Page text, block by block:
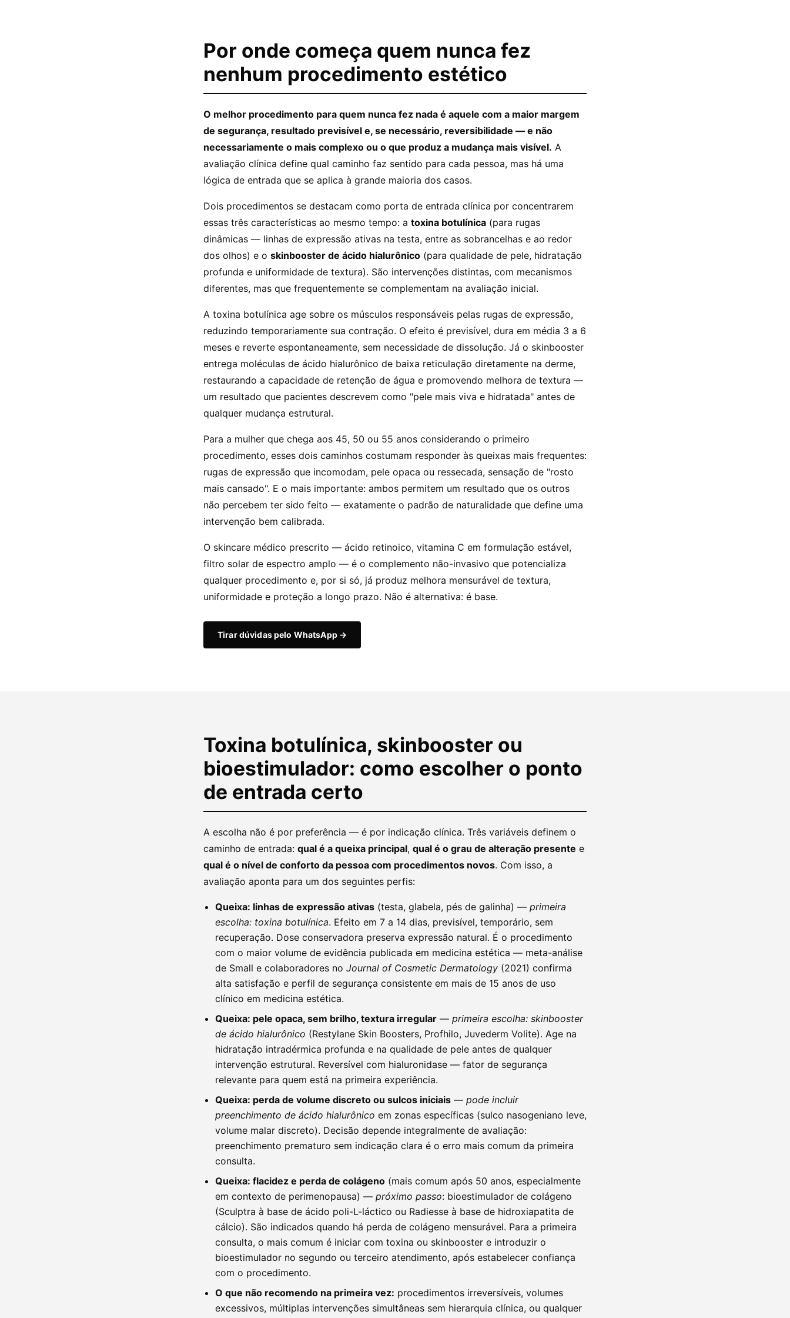
Por onde começa quem nunca fez
nenhum procedimento estético
O melhor procedimento para quem nunca fez nada é aquele com a maior margem
de segurança, resultado previsível e, se necessário, reversibilidade — e não
necessariamente o mais complexo ou o que produz a mudança mais visível. A
avaliação clínica define qual caminho faz sentido para cada pessoa, mas há uma
lógica de entrada que se aplica à grande maioria dos casos.
Dois procedimentos se destacam como porta de entrada clínica por concentrarem
essas três características ao mesmo tempo: a toxina botulínica (para rugas
dinâmicas — linhas de expressão ativas na testa, entre as sobrancelhas e ao redor
dos olhos) e o skinbooster de ácido hialurônico (para qualidade de pele, hidratação
profunda e uniformidade de textura). São intervenções distintas, com mecanismos
diferentes, mas que frequentemente se complementam na avaliação inicial.
A toxina botulínica age sobre os músculos responsáveis pelas rugas de expressão,
reduzindo temporariamente sua contração. O efeito é previsível, dura em média 3 a 6
meses e reverte espontaneamente, sem necessidade de dissolução. Já o skinbooster
entrega moléculas de ácido hialurônico de baixa reticulação diretamente na derme,
restaurando a capacidade de retenção de água e promovendo melhora de textura —
um resultado que pacientes descrevem como "pele mais viva e hidratada" antes de
qualquer mudança estrutural.
Para a mulher que chega aos 45, 50 ou 55 anos considerando o primeiro
procedimento, esses dois caminhos costumam responder às queixas mais frequentes:
rugas de expressão que incomodam, pele opaca ou ressecada, sensação de "rosto
mais cansado". E o mais importante: ambos permitem um resultado que os outros
não percebem ter sido feito — exatamente o padrão de naturalidade que define uma
intervenção bem calibrada.
O skincare médico prescrito — ácido retinoico, vitamina C em formulação estável,
filtro solar de espectro amplo — é o complemento não-invasivo que potencializa
qualquer procedimento e, por si só, já produz melhora mensurável de textura,
uniformidade e proteção a longo prazo. Não é alternativa: é base.
Tirar dúvidas pelo WhatsApp →
Toxina botulínica, skinbooster ou
bioestimulador: como escolher o ponto
de entrada certo
A escolha não é por preferência — é por indicação clínica. Três variáveis definem o
caminho de entrada: qual é a queixa principal, qual é o grau de alteração presente e
qual é o nível de conforto da pessoa com procedimentos novos. Com isso, a
avaliação aponta para um dos seguintes perfis:
Queixa: linhas de expressão ativas (testa, glabela, pés de galinha) — primeira
escolha: toxina botulínica. Efeito em 7 a 14 dias, previsível, temporário, sem
recuperação. Dose conservadora preserva expressão natural. É o procedimento
com o maior volume de evidência publicada em medicina estética — meta-análise
de Small e colaboradores no Journal of Cosmetic Dermatology (2021) confirma
alta satisfação e perfil de segurança consistente em mais de 15 anos de uso
clínico em medicina estética.
Queixa: pele opaca, sem brilho, textura irregular — primeira escolha: skinbooster
de ácido hialurônico (Restylane Skin Boosters, Profhilo, Juvederm Volite). Age na
hidratação intradérmica profunda e na qualidade de pele antes de qualquer
intervenção estrutural. Reversível com hialuronidase — fator de segurança
relevante para quem está na primeira experiência.
Queixa: perda de volume discreto ou sulcos iniciais — pode incluir
preenchimento de ácido hialurônico em zonas específicas (sulco nasogeniano leve,
volume malar discreto). Decisão depende integralmente de avaliação:
preenchimento prematuro sem indicação clara é o erro mais comum da primeira
consulta.
Queixa: flacidez e perda de colágeno (mais comum após 50 anos, especialmente
em contexto de perimenopausa) — próximo passo: bioestimulador de colágeno
(Sculptra à base de ácido poli-L-láctico ou Radiesse à base de hidroxiapatita de
cálcio). São indicados quando há perda de colágeno mensurável. Para a primeira
consulta, o mais comum é iniciar com toxina ou skinbooster e introduzir o
bioestimulador no segundo ou terceiro atendimento, após estabelecer confiança
com o procedimento.
O que não recomendo na primeira vez: procedimentos irreversíveis, volumes
excessivos, múltiplas intervenções simultâneas sem hierarquia clínica, ou qualquer